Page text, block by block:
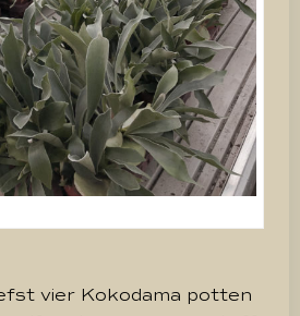
vier Kokodama potten